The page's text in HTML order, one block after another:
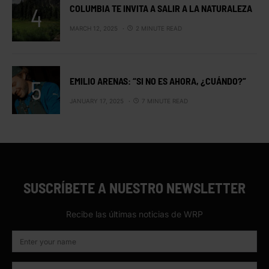
COLUMBIA TE INVITA A SALIR A LA NATURALEZA
MARCH 12, 2025 2 MINUTE READ
EMILIO ARENAS: “SI NO ES AHORA, ¿CUÁNDO?”
JANUARY 17, 2025 7 MINUTE READ
SUSCRÍBETE A NUESTRO NEWSLETTER
Recibe las últimas noticias de WRP